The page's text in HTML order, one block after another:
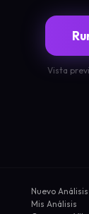
Vista
Nuevo Análisis
Mis Análisis